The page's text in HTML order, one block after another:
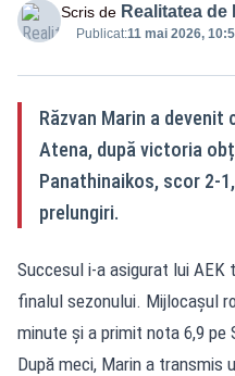
Scris de Realitatea de
Publicat:11 mai 2026,
Răzvan Marin a devenit
Atena, după victoria
Panathinaikos, scor 2-
prelungiri.
Succesul i-a asigurat lui
finalul sezonului. Mijlocașul
minute și a primit nota 6,9 pe
După meci, Marin a transmis